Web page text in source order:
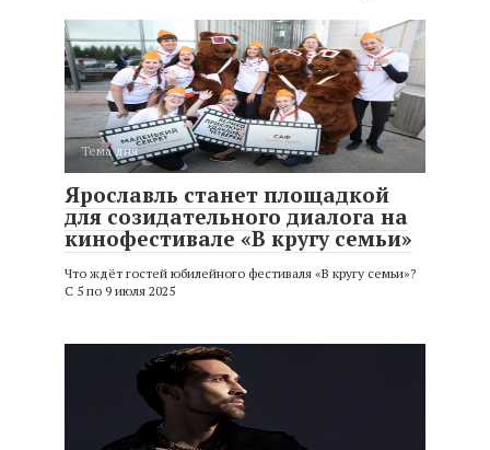
Тема дня
Ярославль станет площадкой
для созидательного диалога на
кинофестивале «В кругу семьи»
Что ждёт гостей юбилейного фестиваля «В кругу семьи»?
С 5 по 9 июля 2025